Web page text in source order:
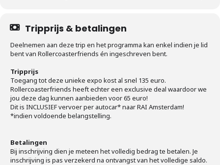
Tripprijs & betalingen
Deelnemen aan deze trip en het programma kan enkel indien je lid
bent van Rollercoasterfriends én ingeschreven bent.
Tripprijs
Toegang tot deze unieke expo kost al snel 135 euro.
Rollercoasterfriends heeft echter een exclusive deal waardoor we
jou deze dag kunnen aanbieden voor 65 euro!
Dit is INCLUSIEF vervoer per autocar* naar RAI Amsterdam!
*indien voldoende belangstelling.
Betalingen
Bij inschrijving dien je meteen het volledig bedrag te betalen. Je
inschrijving is pas verzekerd na ontvangst van het volledige saldo.